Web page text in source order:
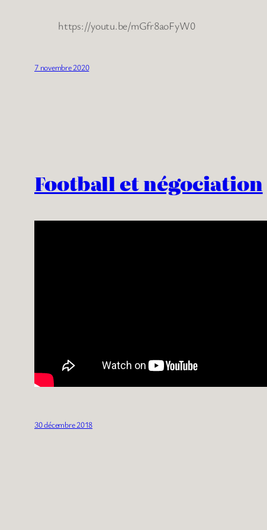
https://youtu.be/mGfr8aoFyW0
7 novembre 2020
Football et négociation
30 décembre 2018